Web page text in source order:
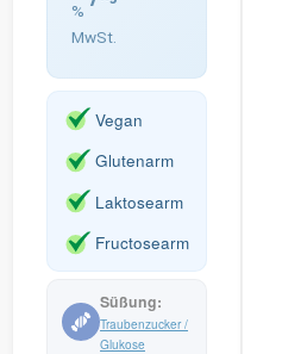
%
MwSt.
Vegan
Glutenarm
Laktosearm
Fructosearm
Traubenzucker /
Glukose